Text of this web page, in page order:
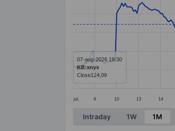
Line chart with 296 data
The chart has 1 X axis
The chart has 1 Y axis
jul. 9 10 13 14
07-aug-2026 19:30
KB:xnys
Close124,09
End of interactive chart.
Intraday 1W 1M